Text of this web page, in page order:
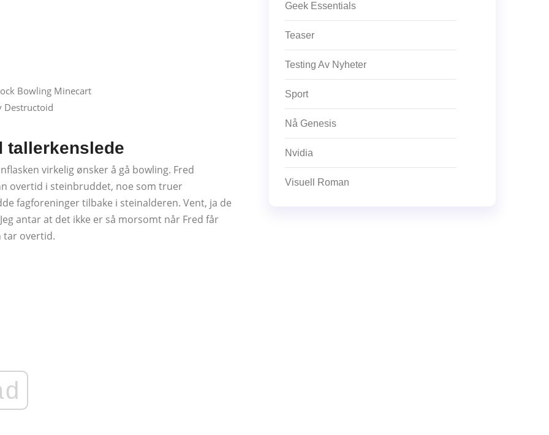
Destructoid
tallerkenslede
virkelig ønsker å gå bowling. Fred
overtid i steinbruddet, noe som truer
fagforeninger tilbake i steinalderen. Vent, ja de
antar at det ikke er så morsomt når Fred får
tar overtid.
Geek Essentials
Teaser
Testing Av Nyheter
Sport
Nå Genesis
Nvidia
Visuell Roman